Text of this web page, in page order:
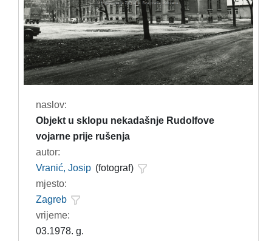
naslov:
Objekt u sklopu nekadašnje Rudolfove
vojarne prije rušenja
autor:
Vranić, Josip (fotograf)
mjesto:
Zagreb
vrijeme:
03.1978. g.